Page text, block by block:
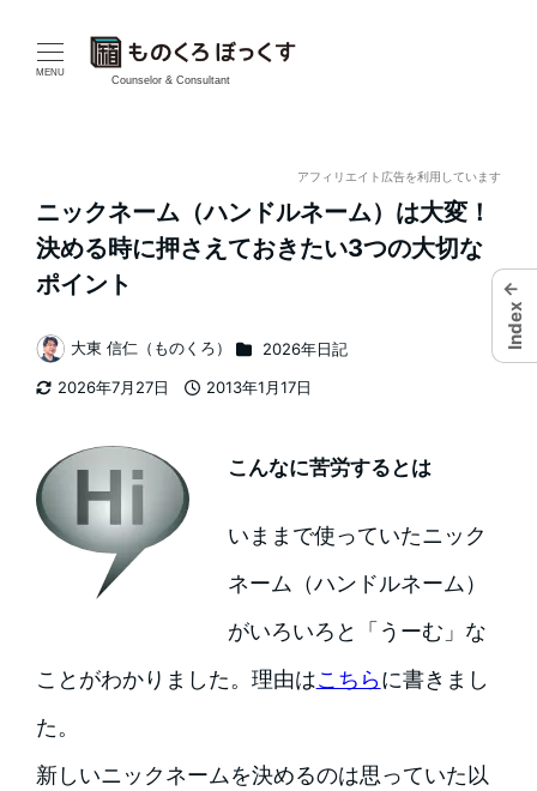
MENU
Counselor & Consultant
アフィリエイト広告を利用しています
ニックネーム（ハンドルネーム）は大変！
決める時に押さえておきたい3つの大切な
ポイント
2026年7月27日
2013年1月17日
著
者
大東 信仁（ものくろ） カテゴリー
2026年日記
こんなに苦労するとは
いままで使っていたニック
ネーム（ハンドルネーム）
がいろいろと「うーむ」な
ことがわかりました。理由はこちらに書きまし
た。
新しいニックネームを決めるのは思っていた以
←
Index